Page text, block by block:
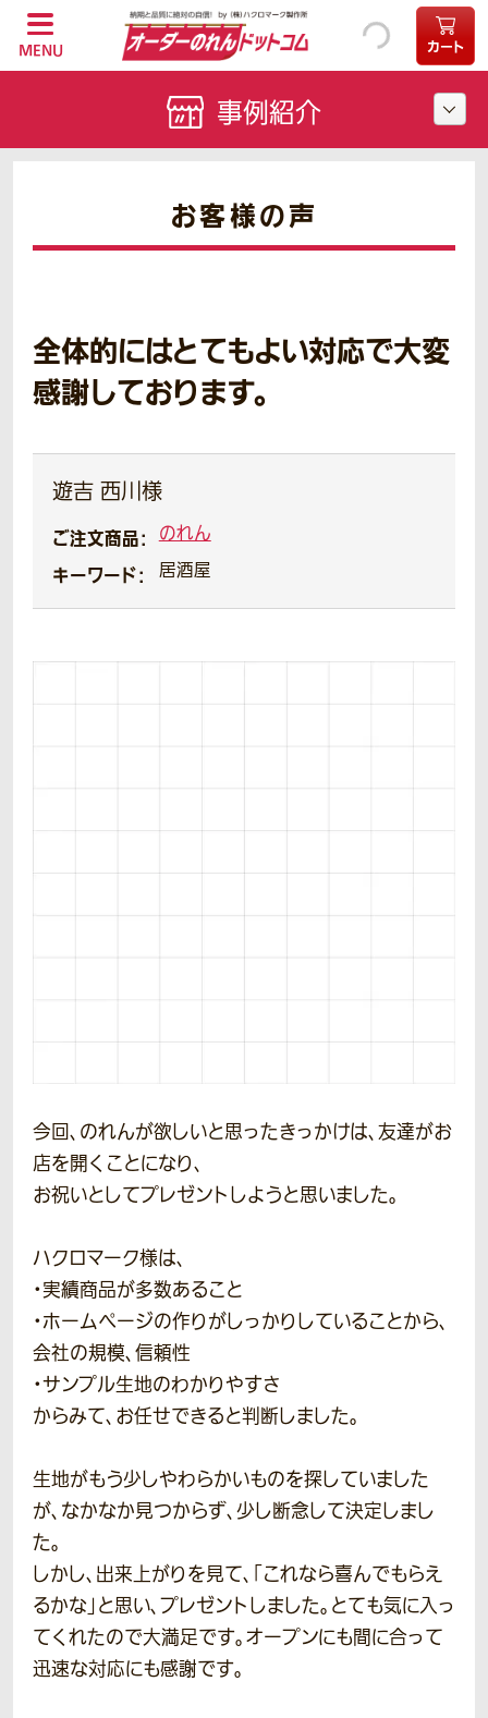
MENU カート
お客様の声
全体的にはとてもよい対応で大変
感謝しております。
遊吉 西川様
ご注文商品： のれん
キーワード： 居酒屋
今回、のれんが欲しいと思ったきっかけは、友達がお
店を開くことになり、
お祝いとしてプレゼントしようと思いました。
ハクロマーク様は、
・実績商品が多数あること
・ホームページの作りがしっかりしていることから、
会社の規模、信頼性
・サンプル生地のわかりやすさ
からみて、お任せできると判断しました。
生地がもう少しやわらかいものを探していました
が、なかなか見つからず、少し断念して決定しまし
た。
しかし、出来上がりを見て、「これなら喜んでもらえ
るかな」と思い、プレゼントしました。とても気に入っ
てくれたので大満足です。オープンにも間に合って
迅速な対応にも感謝です。
事例紹介